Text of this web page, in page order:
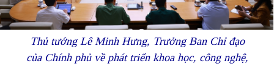
Thủ tướng Lê Minh Hưng, Trưởng Ban Chỉ đạo
của Chính phủ về phát triển khoa học, công nghệ,